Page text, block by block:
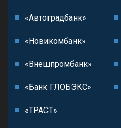
«Автоградбанк»
«Новикомбанк»
«Внешпромбанк»
«Банк ГЛОБЭКС»
«ТРАСТ»